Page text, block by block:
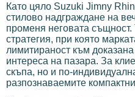
Като цяло Suzuki Jimny
стилово надграждане на
променя неговата
стратегия, при която
лимитираност към
интереса на пазара. За
скъпа, но и по-
разпознаваемите